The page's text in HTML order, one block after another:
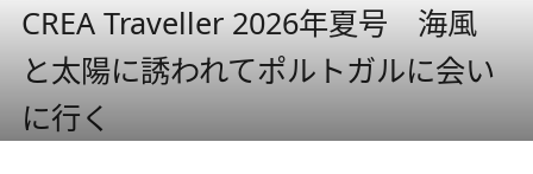
CREA Traveller 2026年夏号 海風
と太陽に誘われてポルトガルに会い
に行く